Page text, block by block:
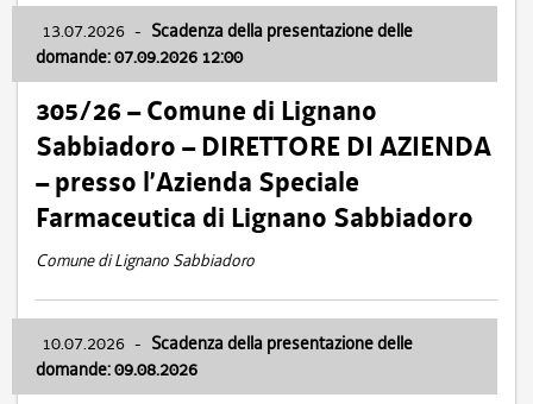
13.07.2026 - Scadenza della presentazione delle
domande: 07.09.2026 12:00
305/26 – Comune di Lignano
Sabbiadoro – DIRETTORE DI AZIENDA
– presso l’Azienda Speciale
Farmaceutica di Lignano Sabbiadoro
Comune di Lignano Sabbiadoro
10.07.2026 - Scadenza della presentazione delle
domande: 09.08.2026